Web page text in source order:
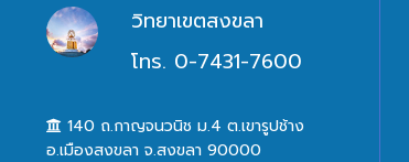
วิทยาเขตสงขลา
โทร. 0-7431-7600
140 ถ.กาญจนวนิช ม.4 ต.เขารูปช้าง
อ.เมืองสงขลา จ.สงขลา 90000